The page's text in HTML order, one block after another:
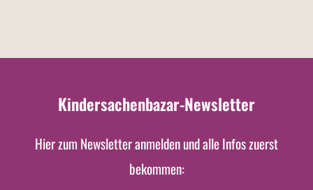
Kindersachenbazar-Newsletter
Hier zum Newsletter anmelden und alle Infos zuerst
bekommen: